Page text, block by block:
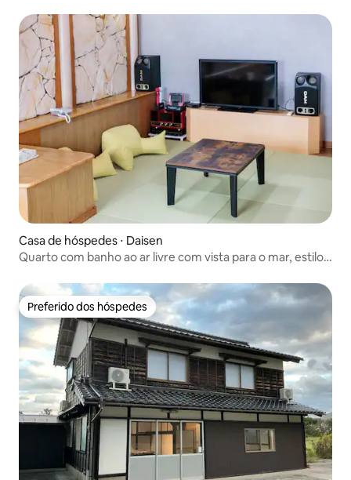
Casa de hóspedes ⋅ Daisen
Quarto com banho ao ar livre com vista para o mar, estilo
cozinha e karaokê
Preferido dos hóspedes
Preferido dos hóspedes